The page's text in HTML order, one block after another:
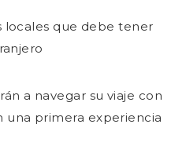
locales que debe tener
a navegar su viaje con
una primera experiencia